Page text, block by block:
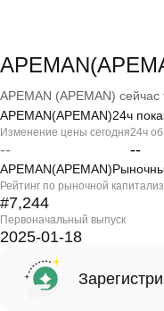
APEMAN (APEMAN)
APEMAN(APEMAN)24ч
Изменение цены сегодня
--
24ч
--
Рейтинг по рыночной
#7,244
Первоначальный выпуск
2025-01-18